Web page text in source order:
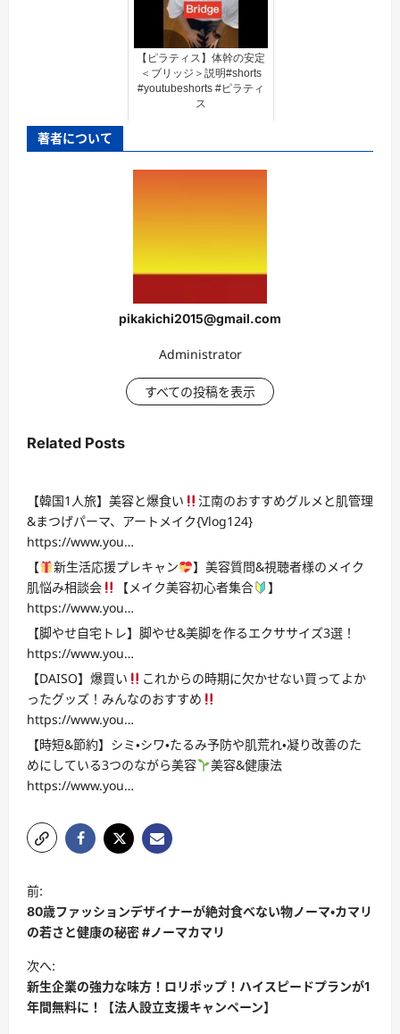
【ピラティス】体幹の安定
＜ブリッジ＞説明#shorts
#youtubeshorts #ピラティ
ス
著者について
pikakichi2015@gmail.com
Administrator
すべての投稿を表示
Related Posts
【韓国1人旅】美容と爆食い
江南のおすすめグルメと肌管理
&まつげパーマ、アートメイク{Vlog124}
https://www.you…
【
新生活応援プレキャン
】美容質問&視聴者様のメイク
肌悩み相談会
【メイク美容初心者集合
】
https://www.you…
【脚やせ自宅トレ】脚やせ&美脚を作るエクササイズ3選！
https://www.you…
【DAISO】爆買い
これからの時期に欠かせない買ってよか
ったグッズ！みんなのおすすめ
https://www.you…
【時短&節約】シミ・シワ・たるみ予防や肌荒れ・凝り改善のた
めにしている3つのながら美容
美容&健康法
https://www.you…
投
稿
ナ
ビ
ゲ
ー
前:
80歳ファッションデザイナーが絶対食べない物ノーマ・カマリ
の若さと健康の秘密 #ノーマカマリ
次へ:
新生企業の強力な味方！ロリポップ！ハイスピードプランが1
年間無料に！【法人設立支援キャンペーン】